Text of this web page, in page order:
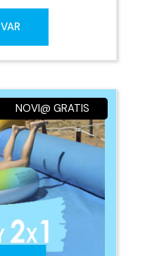
NOVI@ GRATIS